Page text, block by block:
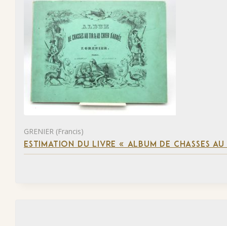
GRENIER (Francis)
ESTIMATION DU LIVRE « ALBUM DE CHASSES